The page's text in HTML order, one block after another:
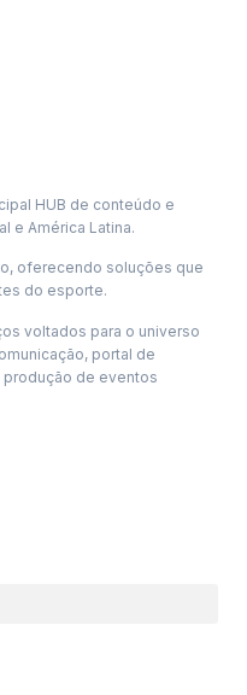
HUB de conteúdo e
e América Latina.
oferecendo soluções que
do esporte.
voltados para o universo
portal de
de eventos